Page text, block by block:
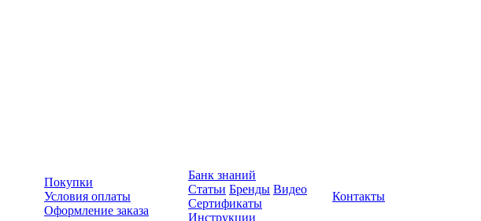
Покупки
Условия оплаты
Оформление заказа
Банк знаний
Статьи Бренды Видео
Сертификаты
Инструкции
Контакты